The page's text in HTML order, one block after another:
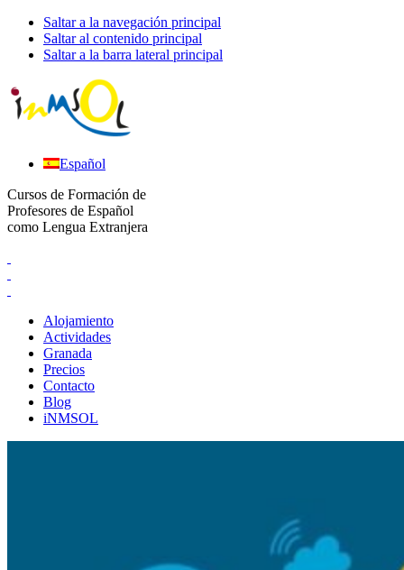
Saltar a la navegación principal
Saltar al contenido principal
Saltar a la barra lateral principal
Español
Cursos de Formación de
Profesores de Español
como Lengua Extranjera
Alojamiento
Actividades
Granada
Precios
Contacto
Blog
iNMSOL